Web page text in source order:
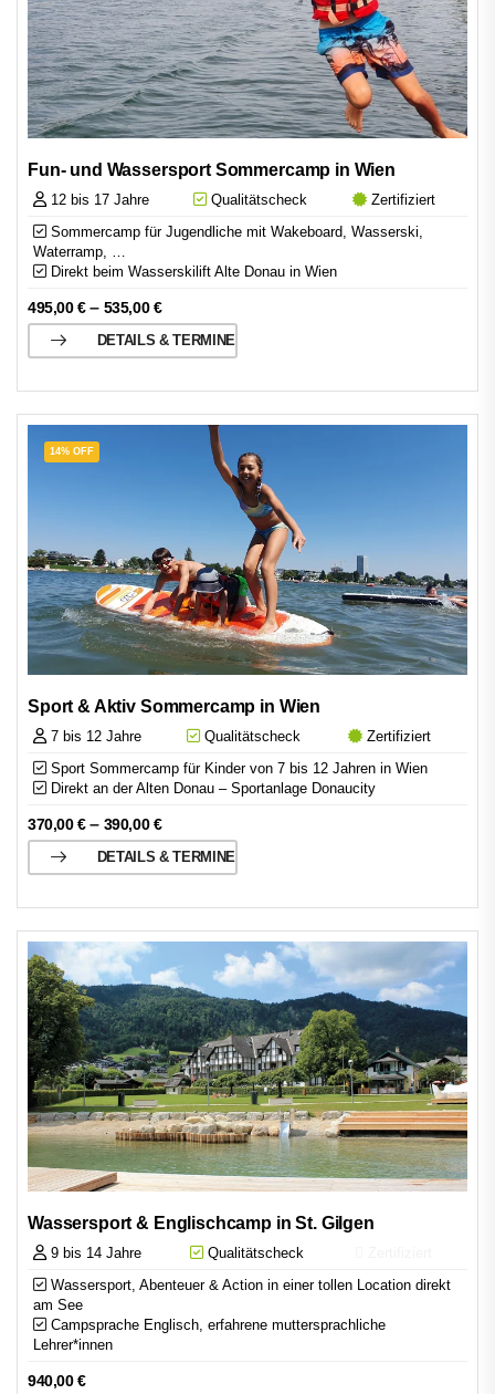
Fun- und Wassersport Sommercamp in Wien
12 bis 17 Jahre Qualitätscheck
Zertifiziert
Sommercamp für Jugendliche mit Wakeboard, Wasserski,
Waterramp, …
Direkt beim Wasserskilift Alte Donau in Wien
495,00€– 535,00€
DETAILS & TERMINE
14% OFF
Sport & Aktiv Sommercamp in Wien
7 bis 12 Jahre Qualitätscheck
Zertifiziert
Sport Sommercamp für Kinder von 7 bis 12 Jahren in Wien
Direkt an der Alten Donau – Sportanlage Donaucity
370,00€– 390,00€
DETAILS & TERMINE
Wassersport & Englischcamp in St. Gilgen
9 bis 14 Jahre Qualitätscheck
Wassersport, Abenteuer & Action in einer tollen Location direkt
am See
Campsprache Englisch, erfahrene muttersprachliche
Lehrer*innen
940,00€